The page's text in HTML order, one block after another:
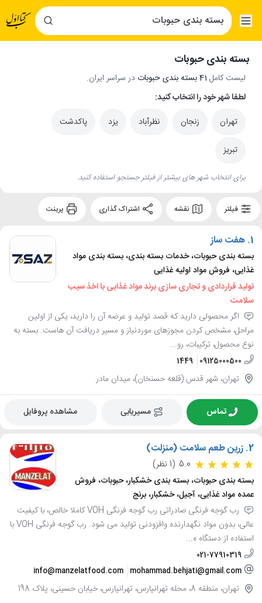
بسته بندی حبوبات
لیست کامل 41 بسته بندی حبوبات
در سراسر ایران.
لطفا شهر خود را انتخاب کنید:
تهران
زنجان نظرآباد یزد پاکدشت
تبریز
برای انتخاب شهر های بیشتر از فیلتر جستجو استفاده کنید.
فیلتر نقشه
1. هفت ساز
بسته بندی حبوبات، خدمات بسته بندی، بسته بندی مواد
غذایی، فروش مواد اولیه غذایی
تولید قراردادی و تجاری سازی برند مواد غذایی با اخذ سیب
سلامت
اگر محصولی دارید که قصد تولید و عرضه آن را دارید، یکی از اولین
مراحل، مشخص کردن مجوزهای موردنیاز و مسیر دریافت آن هاست. بسته به
نوع محصول، ترکیبات، رو...
09125000500
1449
تهران، شهر قدس (قلعه حسنخان)، میدان مادر
تماس مسیریابی مشاهده پروفایل
2. زرین طعم سلامت (منزلت)
5.0 (1 نظر)
بسته بندی حبوبات، بسته بندی خشکبار، حبوبات، فروش
عمده مواد غذایی، آجیل، خشکبار، برنج
رب گوجه فرنگی صادراتی رب گوجه فرنگی VOH کاملا خالص، با کیفیت
عالی، بدون مواد نگهدارنده وافزودنی تولید می شود. رب گوجه فرنگی VOH با
استفاده از دستگاه ه...
021-77910319
mohammad.behjati@gmail.com
info@manzelatfood.com
تهران، منطقه 8، محله تهرانپارس، تهرانپارس، خیابان حسینی، پلاک 198